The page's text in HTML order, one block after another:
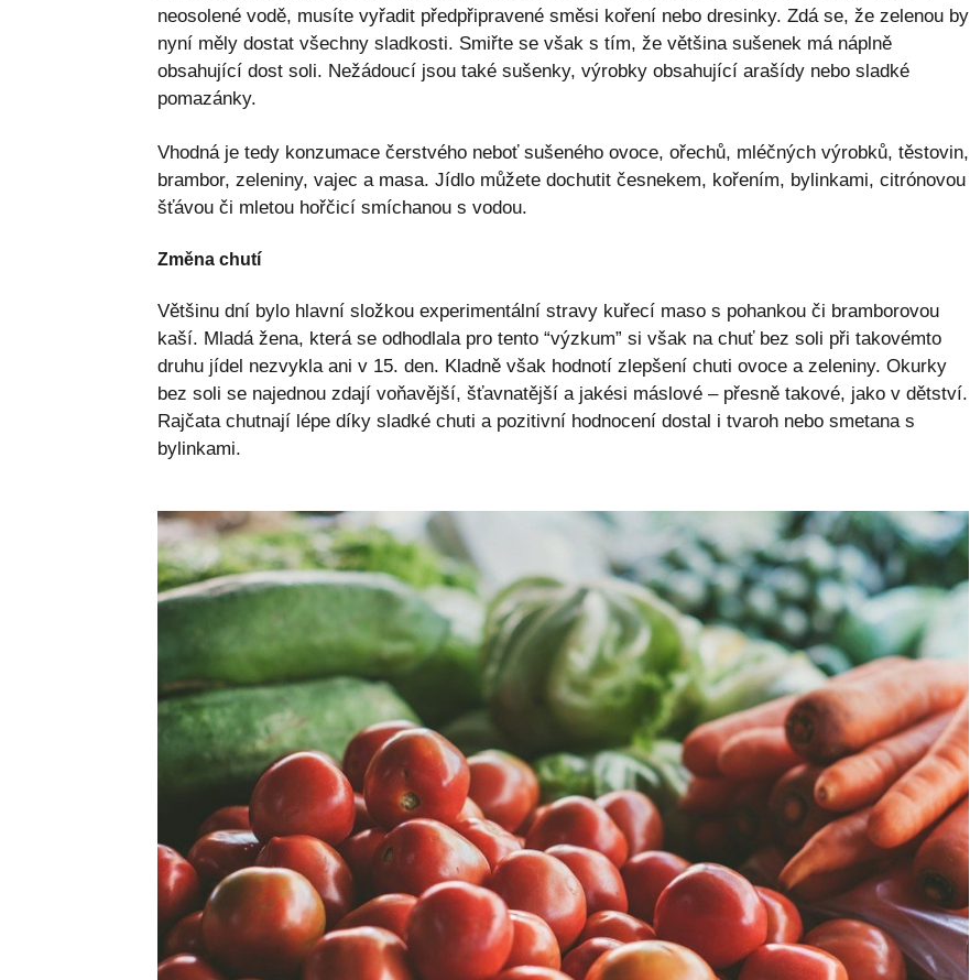
neosolené vodě, musíte vyřadit předpřipravené směsi koření nebo dresinky. Zdá se, že zelenou by
nyní měly dostat všechny sladkosti. Smiřte se však s tím, že většina sušenek má náplně
obsahující dost soli. Nežádoucí jsou také sušenky, výrobky obsahující arašídy nebo sladké
pomazánky.
Vhodná je tedy konzumace čerstvého neboť sušeného ovoce, ořechů, mléčných výrobků, těstovin,
brambor, zeleniny, vajec a masa. Jídlo můžete dochutit česnekem, kořením, bylinkami, citrónovou
šťávou či mletou hořčicí smíchanou s vodou.
Změna chutí
Většinu dní bylo hlavní složkou experimentální stravy kuřecí maso s pohankou či bramborovou
kaší. Mladá žena, která se odhodlala pro tento “výzkum” si však na chuť bez soli při takovémto
druhu jídel nezvykla ani v 15. den. Kladně však hodnotí zlepšení chuti ovoce a zeleniny. Okurky
bez soli se najednou zdají voňavější, šťavnatější a jakési máslové – přesně takové, jako v dětství.
Rajčata chutnají lépe díky sladké chuti a pozitivní hodnocení dostal i tvaroh nebo smetana s
bylinkami.